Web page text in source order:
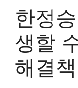
한정
생할
해결책